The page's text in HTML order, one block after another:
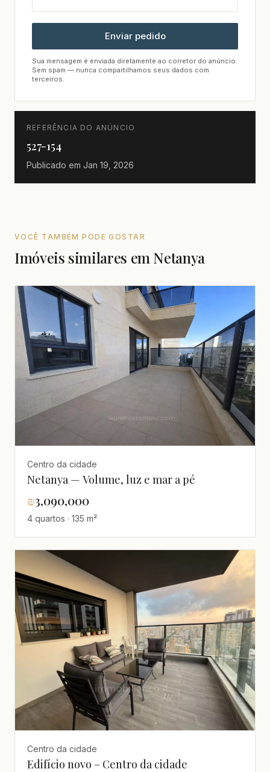
Enviar pedido
Sua mensagem é enviada diretamente ao corretor do anúncio.
Sem spam — nunca compartilhamos seus dados com
terceiros.
REFERÊNCIA DO ANÚNCIO
527-154
Publicado em Jan 19, 2026
VOCÊ TAMBÉM PODE GOSTAR
Imóveis similares em Netanya
Centro da cidade
Netanya — Volume, luz e mar a pé
₪3,090,000
4 quartos · 135 m²
Centro da cidade
Edifício novo – Centro da cidade